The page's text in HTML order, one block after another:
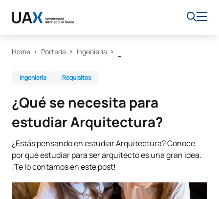
Home Portada Ingeniería
Ingeniería Requisitos
¿Qué se necesita para
estudiar Arquitectura?
¿Estás pensando en estudiar Arquitectura? Conoce
por qué estudiar para ser arquitecto es una gran idea.
¡Te lo contamos en este post!